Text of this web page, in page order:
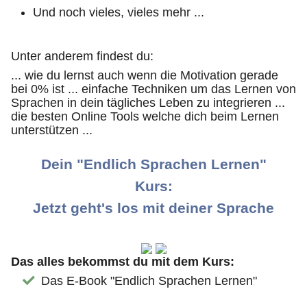
Und noch vieles, vieles mehr ...
Unter anderem findest du:
... wie du lernst auch wenn die Motivation gerade
bei 0% ist ... einfache Techniken um das Lernen von
Sprachen in dein tägliches Leben zu integrieren ...
die besten Online Tools welche dich beim Lernen
unterstützen ...
Dein "Endlich Sprachen Lernen"
Kurs:
Jetzt geht's los mit deiner Sprache
Das alles bekommst du mit dem Kurs:
Das E-Book "Endlich Sprachen Lernen"